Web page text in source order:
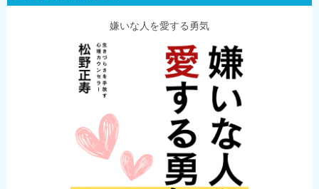
嫌いな人を愛する勇気